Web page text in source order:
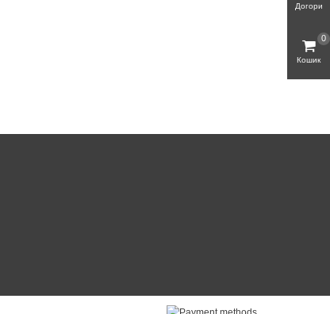
Догори
Кошик
0